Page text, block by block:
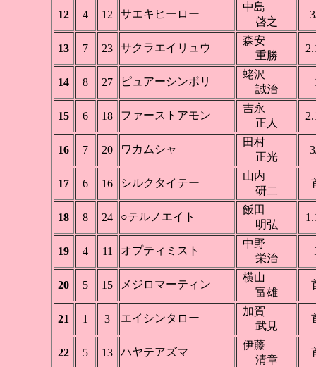
12 4 12 サエキヒーロー
中島
啓之
13 7 23 サクラエイリュウ
森安
重勝
14 8 27 ピュアーシンボリ
蛯沢
誠治
15 6 18 ファーストアモン
吉永
正人
16 7 20 ワカムシャ
田村
正光
17 6 16 シルクタイテー
山内
研二
18 8 24 ○テルノエイト
飯田
明弘
19 4 11 オプティミスト
中野
栄治
20 5 15 メジロマーティン
横山
富雄
21 1 3 エイシンタロー
加賀
武見
22 5 13 ハヤテアズマ
伊藤
清章